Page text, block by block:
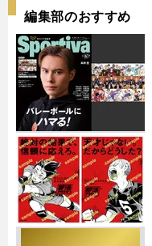
編集部のおすすめ